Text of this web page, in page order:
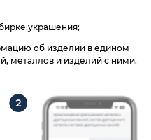
украшения;
об изделии в едином
металлов и изделий с ними.